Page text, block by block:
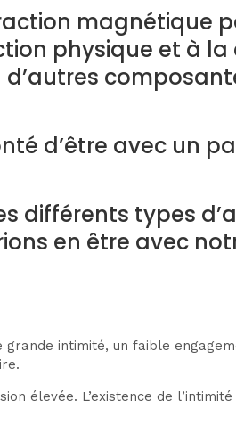
magnétique
physique et à
d’être avec un
différents types
en être avec
intimité, un faible
élevée. L’existence de